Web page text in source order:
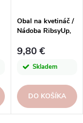
Obal na kvetináč /
Nádoba RibsyUp,
9,80 €
Skladem
DO KOŠÍKA